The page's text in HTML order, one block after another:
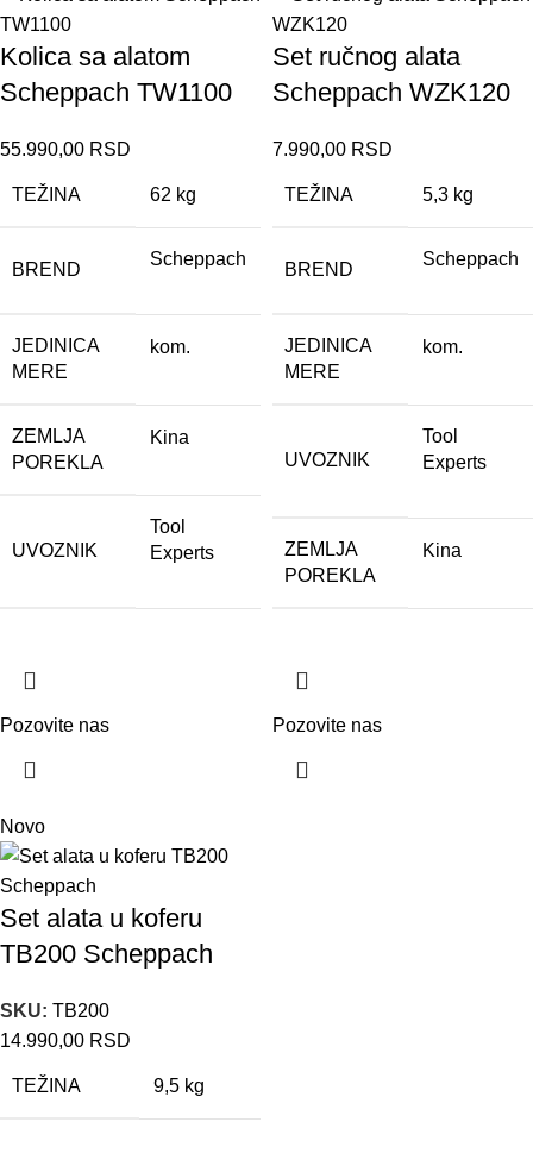
Kolica sa alatom
Scheppach TW1100
55.990,00 RSD
TEŽINA 62 kg
BREND
Scheppach
JEDINICA
MERE
kom.
ZEMLJA
POREKLA
Kina
UVOZNIK
Tool
Experts
Pozovite nas
Set ručnog alata
Scheppach WZK120
7.990,00 RSD
TEŽINA 5,3 kg
BREND
Scheppach
JEDINICA
MERE
kom.
UVOZNIK
Tool
Experts
ZEMLJA
POREKLA
Kina
Pozovite nas
Novo
Set alata u koferu
TB200 Scheppach
SKU: TB200
14.990,00 RSD
TEŽINA 9,5 kg